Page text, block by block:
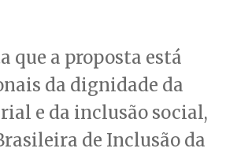
que a proposta está
da dignidade da
e da inclusão social,
de Inclusão da